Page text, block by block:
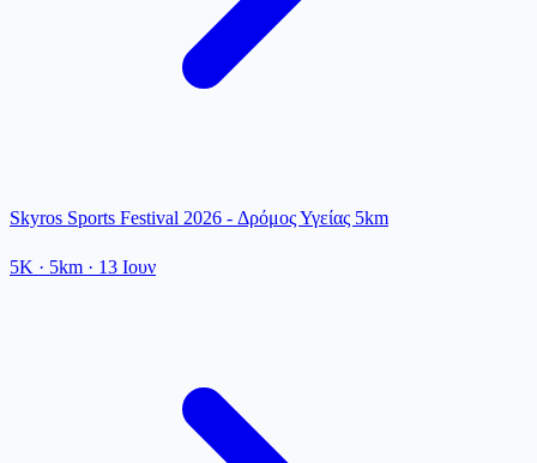
Skyros Sports Festival 2026 - Δρόμος Υγείας 5km
5K · 5km · 13 Ιουν